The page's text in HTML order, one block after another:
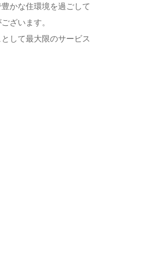
かな住環境を過ごして
ざいます。
して最大限のサービス